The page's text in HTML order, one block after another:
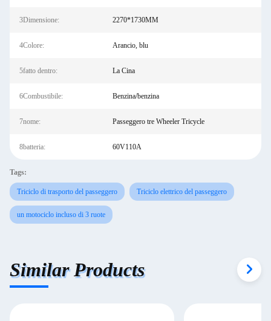
3Dimensione: 2270*1730MM
4Colore: Arancio, blu
5fatto dentro: La Cina
6Combustibile: Benzina/benzina
7nome: Passeggero tre Wheeler Tricycle
8batteria: 60V110A
Tags:
Triciclo di trasporto del passeggero Triciclo elettrico del passeggero
un motociclo incluso di 3 ruote
Similar Products